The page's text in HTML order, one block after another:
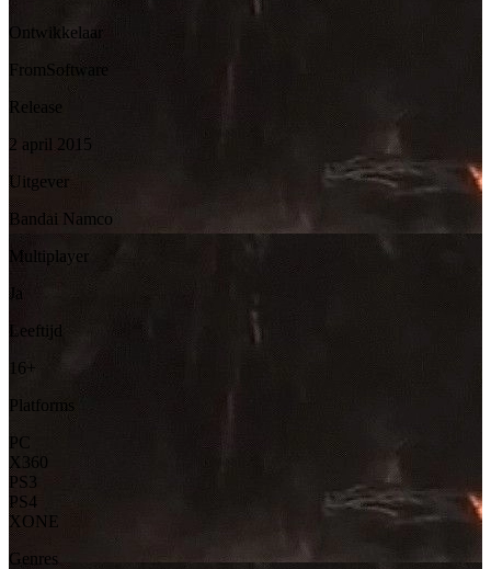
Ontwikkelaar
FromSoftware
Release
2 april 2015
Uitgever
Bandai Namco
Multiplayer
Ja
Leeftijd
16+
Platforms
PC
X360
PS3
PS4
XONE
Genres